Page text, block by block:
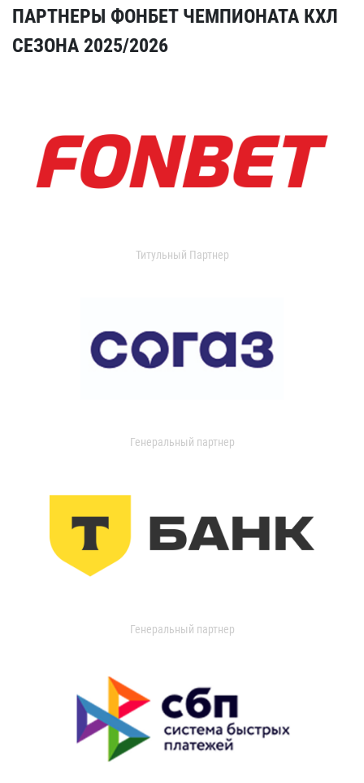
ПАРТНЕРЫ ФОНБЕТ ЧЕМПИОНАТА КХЛ
СЕЗОНА 2025/2026
Титульный Партнер
Генеральный партнер
Генеральный партнер